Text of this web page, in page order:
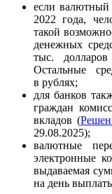
если
2022 года,
такой
денежных
тыс.
Остальные
в рублях;
для банков
граждан
вкладов (
29.08.2025);
валютные
электронные
выдаваемая
на день